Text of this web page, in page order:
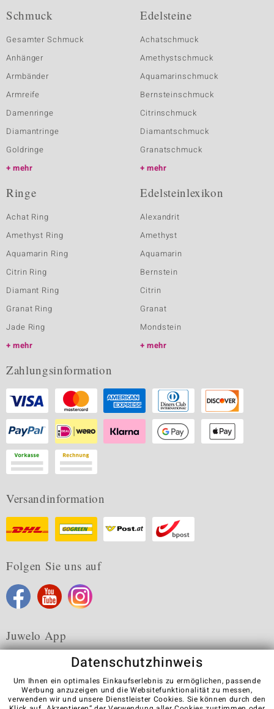
Schmuck
Gesamter Schmuck
Anhänger
Armbänder
Armreife
Damenringe
Diamantringe
Goldringe
mehr
Edelsteine
Achatschmuck
Amethystschmuck
Aquamarinschmuck
Bernsteinschmuck
Citrinschmuck
Diamantschmuck
Granatschmuck
mehr
Ringe
Achat Ring
Amethyst Ring
Aquamarin Ring
Citrin Ring
Diamant Ring
Granat Ring
Jade Ring
mehr
Edelsteinlexikon
Alexandrit
Amethyst
Aquamarin
Bernstein
Citrin
Granat
Mondstein
mehr
Zahlungsinformation
Versandinformation
Folgen Sie uns auf
Juwelo App
Karriere AGB Datenschutz Cookies
Impressum
Datenschutzhinweis
Um Ihnen ein optimales Einkaufserlebnis zu ermöglichen, passende
Werbung anzuzeigen und die Websitefunktionalität zu messen,
verwenden wir und unsere Dienstleister Cookies. Sie können durch den